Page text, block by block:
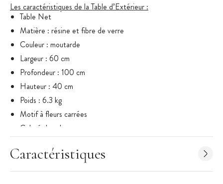
Les caractéristiques de la Table d’Extérieur :
Table Net
Matière : résine et fibre de verre
Couleur : moutarde
Largeur : 60 cm
Profondeur : 100 cm
Hauteur : 40 cm
Poids : 6.3 kg
Motif à fleurs carrées
Coloré dans la masse
Traité anti-UV
Patins antidérapants
Caractéristiques